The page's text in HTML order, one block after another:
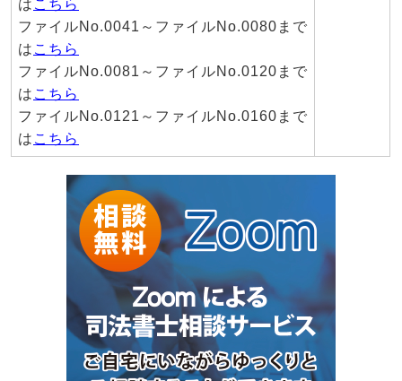
は こちら
ファイルNo.0041～ファイルNo.0080まで
は こちら
ファイルNo.0081～ファイルNo.0120まで
は こちら
ファイルNo.0121～ファイルNo.0160まで
は こちら